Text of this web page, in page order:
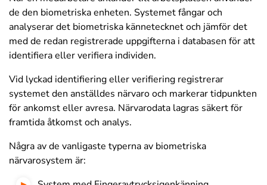
de den biometriska enheten. Systemet fångar och
analyserar det biometriska kännetecknet och jämför det
med de redan registrerade uppgifterna i databasen för att
identifiera eller verifiera individen.
Vid lyckad identifiering eller verifiering registrerar
systemet den anställdes närvaro och markerar tidpunkten
för ankomst eller avresa. Närvarodata lagras säkert för
framtida åtkomst och analys.
Några av de vanligaste typerna av biometriska
närvarosystem är: